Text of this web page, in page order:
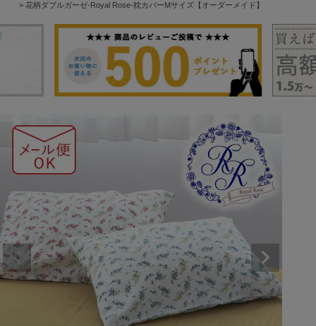
花柄ダブルガーゼ-Royal Rose-枕カバーMサイズ【オーダーメイド】